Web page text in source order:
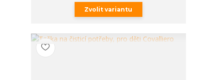
Zvolit variantu